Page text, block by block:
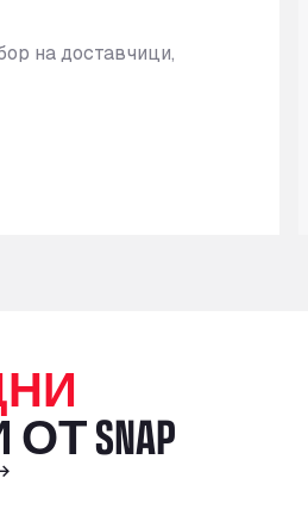
на доставчици,
SNAP